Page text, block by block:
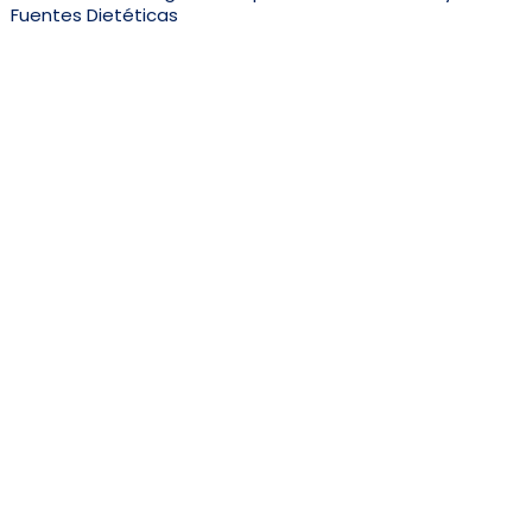
Fuentes Dietéticas